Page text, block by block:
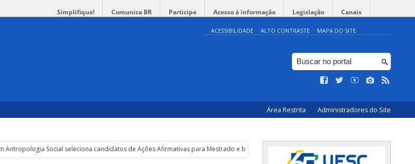
Simplifique! Comunica BR Participe Acesso à informação Legislação Canais
ACESSIBILIDADE ALTO CONTRASTE MAPA DO SITE
Área Restrita Administradores do Site
Antropologia Social seleciona candidatos de Ações Afirmativas para Mestrado e bolsista para Prodoc